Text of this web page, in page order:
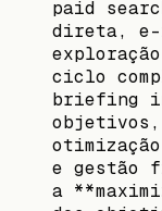
paid
direta,
ciclo
briefing
objetivos,
e gestão
a